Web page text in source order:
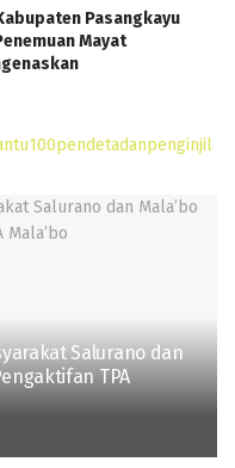
Pasangkayu
Mayat
Salurano dan
TPA